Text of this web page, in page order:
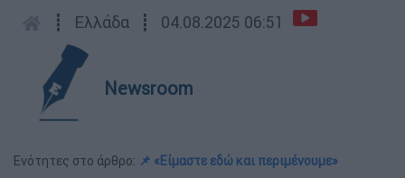
┋ Ελλάδα ┋ 04.08.2025 06:51
Newsroom
Ενότητες στο άρθρο: 📌 «Είμαστε εδώ και περιμένουμε»